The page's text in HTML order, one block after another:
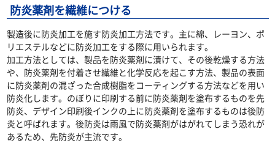
防炎薬剤を繊維につける
製造後に防炎加工を施す防炎加工方法です。主に綿、レーヨン、ポ
リエステルなどに防炎加工をする際に用いられます。
加工方法としては、製品を防炎薬剤に漬けて、その後乾燥する方法
や、防炎薬剤を付着させ繊維と化学反応を起こす方法、製品の表面
に防炎薬剤の混ざった合成樹脂をコーティングする方法などを用い
防炎化します。のぼりに印刷する前に防炎薬剤を塗布するものを先
防炎、デザイン印刷後インクの上に防炎薬剤を塗布するものは後防
炎と呼ばれます。後防炎は雨風で防炎薬剤がはがれてしまう恐れが
あるため、先防炎が主流です。